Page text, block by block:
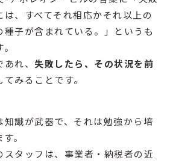
は、すべてそれ相応かそれ以上の
種子が含まれている。」というも
れ、 失敗したら、その状況を前
てみることです。
知識が武器で、それは勉強から培
。
スタッフは、事業者・納税者の近